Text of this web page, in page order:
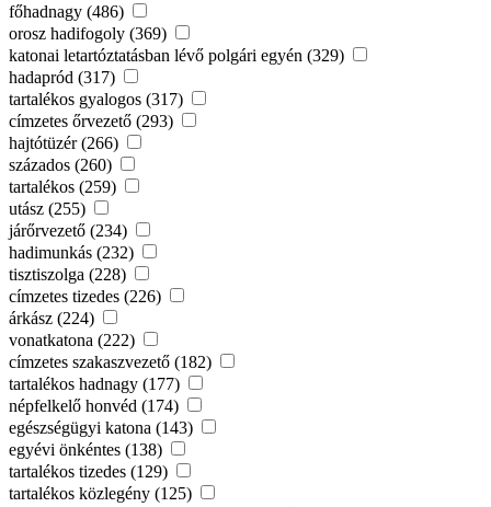
főhadnagy (486)
orosz hadifogoly (369)
katonai letartóztatásban lévő polgári egyén (329)
hadapród (317)
tartalékos gyalogos (317)
címzetes őrvezető (293)
hajtótüzér (266)
százados (260)
tartalékos (259)
utász (255)
járőrvezető (234)
hadimunkás (232)
tisztiszolga (228)
címzetes tizedes (226)
árkász (224)
vonatkatona (222)
címzetes szakaszvezető (182)
tartalékos hadnagy (177)
népfelkelő honvéd (174)
egészségügyi katona (143)
egyévi önkéntes (138)
tartalékos tizedes (129)
tartalékos közlegény (125)